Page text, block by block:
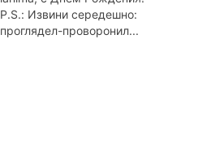
P.S.: Извини середешно:
проглядел-проворонил...